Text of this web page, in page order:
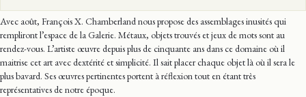
Avec août, François X. Chamberland nous propose des assemblages inusités qui
rempliront l’espace de la Galerie. Métaux, objets trouvés et jeux de mots sont au
rendez-vous. L’artiste œuvre depuis plus de cinquante ans dans ce domaine où il
maitrise cet art avec dextérité et simplicité. Il sait placer chaque objet là où il sera le
plus bavard. Ses œuvres pertinentes portent à réflexion tout en étant très
représentatives de notre époque.